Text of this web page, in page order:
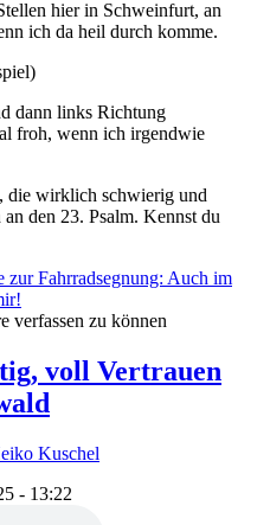
hier in Schweinfurt, an
ich da heil durch komme.
dann links Richtung
froh, wenn ich irgendwie
die wirklich schwierig und
den 23. Psalm. Kennst du
zur Fahrradsegnung: Auch im
verfassen zu können
voll Vertrauen
- 13:22